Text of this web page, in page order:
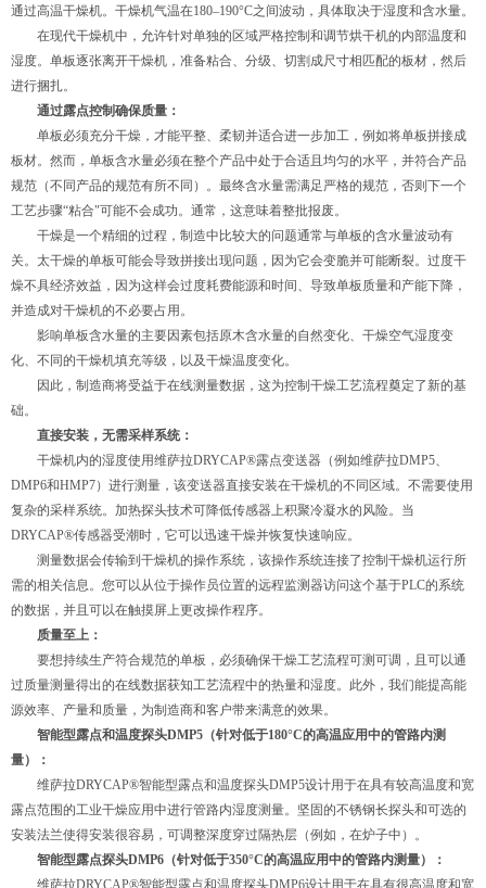
通过高温干燥机。干燥机气温在180–190°C之间波动，具体取决于湿度和含水量。
在现代干燥机中，允许针对单独的区域严格控制和调节烘干机的内部温度和
湿度。单板逐张离开干燥机，准备粘合、分级、切割成尺寸相匹配的板材，然后
进行捆扎。
通过露点控制确保质量：
单板必须充分干燥，才能平整、柔韧并适合进一步加工，例如将单板拼接成
板材。然而，单板含水量必须在整个产品中处于合适且均匀的水平，并符合产品
规范（不同产品的规范有所不同）。最终含水量需满足严格的规范，否则下一个
工艺步骤“粘合"可能不会成功。通常，这意味着整批报废。
干燥是一个精细的过程，制造中比较大的问题通常与单板的含水量波动有
关。太干燥的单板可能会导致拼接出现问题，因为它会变脆并可能断裂。过度干
燥不具经济效益，因为这样会过度耗费能源和时间、导致单板质量和产能下降，
并造成对干燥机的不必要占用。
影响单板含水量的主要因素包括原木含水量的自然变化、干燥空气湿度变
化、不同的干燥机填充等级，以及干燥温度变化。
因此，制造商将受益于在线测量数据，这为控制干燥工艺流程奠定了新的基
础。
直接安装，无需采样系统：
干燥机内的湿度使用维萨拉DRYCAP®露点变送器（例如维萨拉DMP5、
DMP6和HMP7）进行测量，该变送器直接安装在干燥机的不同区域。不需要使用
复杂的采样系统。加热探头技术可降低传感器上积聚冷凝水的风险。当
DRYCAP®传感器受潮时，它可以迅速干燥并恢复快速响应。
测量数据会传输到干燥机的操作系统，该操作系统连接了控制干燥机运行所
需的相关信息。您可以从位于操作员位置的远程监测器访问这个基于PLC的系统
的数据，并且可以在触摸屏上更改操作程序。
质量至上：
要想持续生产符合规范的单板，必须确保干燥工艺流程可测可调，且可以通
过质量测量得出的在线数据获知工艺流程中的热量和湿度。此外，我们能提高能
源效率、产量和质量，为制造商和客户带来满意的效果。
智能型露点和温度探头DMP5（针对低于180°C的高温应用中的管路内测
量）：
维萨拉DRYCAP®智能型露点和温度探头DMP5设计用于在具有较高温度和宽
露点范围的工业干燥应用中进行管路内湿度测量。坚固的不锈钢长探头和可选的
安装法兰使得安装很容易，可调整深度穿过隔热层（例如，在炉子中）。
智能型露点探头DMP6（针对低于350°C的高温应用中的管路内测量）：
维萨拉DRYCAP®智能型露点和温度探头DMP6设计用于在具有很高温度和宽